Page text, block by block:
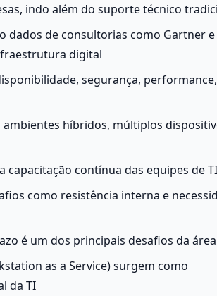
indo além do suporte técnico
de consultorias como Gartner e
digital
segurança, performance,
híbridos, múltiplos
capacitação contínua das equipes de TI
como resistência interna e
é um dos principais desafios da área
as a Service) surgem como
da TI